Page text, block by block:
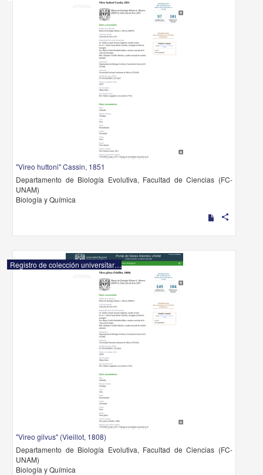
"Vireo huttoni" Cassin, 1851
Departamento de Biología Evolutiva, Facultad de Ciencias (FC-
UNAM)
Biología y Química
share
Registro de colección universitaria
"Vireo gilvus" (Vieillot, 1808)
Departamento de Biología Evolutiva, Facultad de Ciencias (FC-
UNAM)
Biología y Química